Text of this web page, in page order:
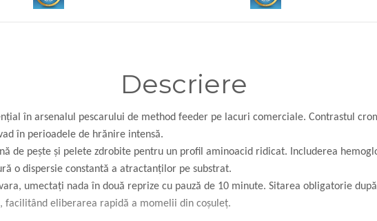
Descriere
în arsenalul pescarului de method feeder pe lacuri comerciale. Contrastul
în perioadele de hrănire intensă.
de pește și pelete zdrobite pentru un profil aminoacid ridicat. Includerea
o dispersie constantă a atractanților pe substrat.
umectați nada în două reprize cu pauză de 10 minute. Sitarea obligatorie
facilitând eliberarea rapidă a momelii din coșuleț.